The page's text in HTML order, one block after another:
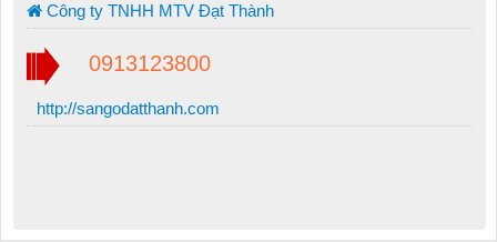
Công ty TNHH MTV Đạt Thành
0913123800
http://sangodatthanh.com